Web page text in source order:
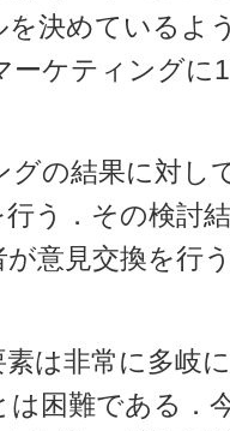
決めているよ
ーケティングに
の結果に対し
う．その検討
意見交換を行
は非常に多岐
は困難である．